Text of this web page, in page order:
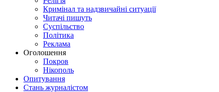
Кримінал та надзвичайні ситуації
Читачі пишуть
Суспільство
Політика
Реклама
Оголошення
Покров
Нікополь
Опитування
Стань журналістом